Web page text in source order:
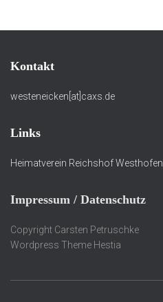
Kontakt
westeneicken[at]caxs.de
Links
Heimatverein Reichshof Westhofen
Impressum / Datenschutz
Copyright Carsten Petruschke
Wordpress Theme Hestia